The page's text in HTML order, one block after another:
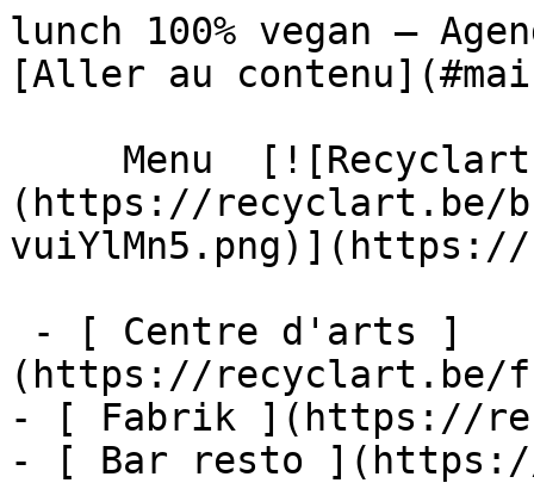
lunch 100% vegan –
[Aller au
(https://recyclart.be/
(https://recyclart.be/
- [ Fabrik ](https://
- [ Bar resto